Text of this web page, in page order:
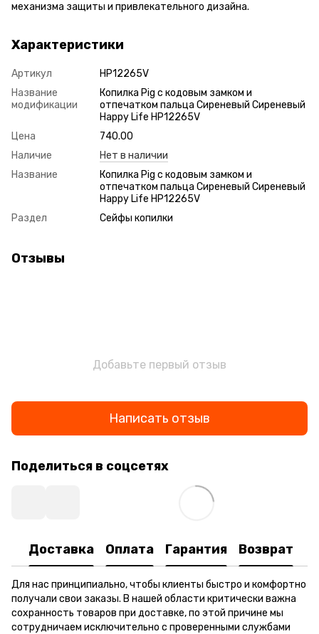
механизма защиты и привлекательного дизайна.
Характеристики
Артикул
HP12265V
Название
модификации
Копилка Pig с кодовым замком и
отпечатком пальца Сиреневый Сиреневый
Happy Life HP12265V
Цена
740.00
Наличие
Нет в наличии
Название
Копилка Pig с кодовым замком и
отпечатком пальца Сиреневый Сиреневый
Happy Life HP12265V
Раздел
Сейфы копилки
Отзывы
Добавьте первый отзыв
Написать отзыв
Поделиться в соцсетях
Доставка Оплата Гарантия Возврат
Для нас принципиально, чтобы клиенты быстро и комфортно
получали свои заказы. В нашей области критически важна
сохранность товаров при доставке, по этой причине мы
сотрудничаем исключительно с проверенными службами